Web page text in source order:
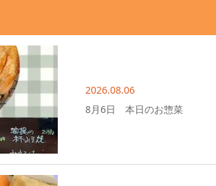
2026.08.06
8月6日 本日のお惣菜